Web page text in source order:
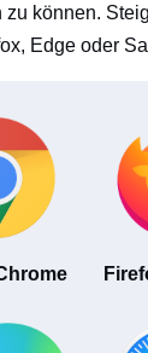
können.
Edge oder